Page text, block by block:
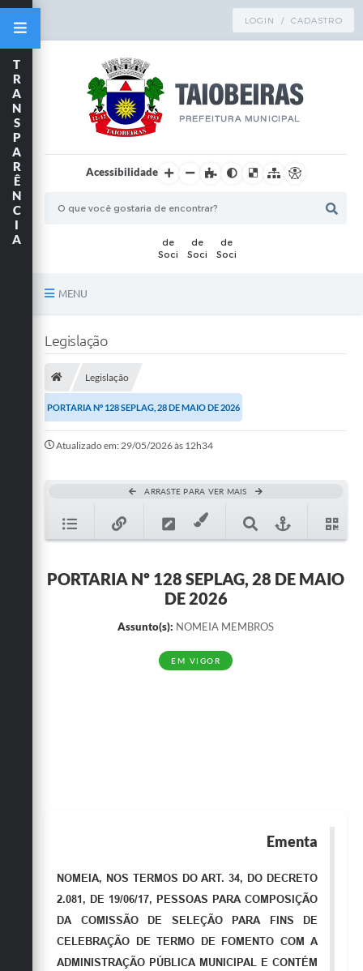
LOGIN / CADASTRO
Acessibilidade
MENU
Publicações
A Prefeitura
Ouvidoria
Legislação
Serviços Online
Links
T
R
A
N
S
P
A
R
Ê
N
C
I
A
Legislação
Legislação
PORTARIA Nº 128 SEPLAG, 28 DE MAIO DE 2026
Atualizado em: 29/05/2026 às 12h34
ARRASTE PARA VER MAIS
PORTARIA Nº 128 SEPLAG, 28 DE MAIO
DE 2026
Assunto(s): NOMEIA MEMBROS
EM VIGOR
Ementa
NOMEIA, NOS TERMOS DO ART. 34, DO DECRETO
2.081, DE 19/06/17, PESSOAS PARA COMPOSIÇÃO
DA COMISSÃO DE SELEÇÃO PARA FINS DE
CELEBRAÇÃO DE TERMO DE FOMENTO COM A
ADMINISTRAÇÃO PÚBLICA MUNICIPAL E CONTÉM